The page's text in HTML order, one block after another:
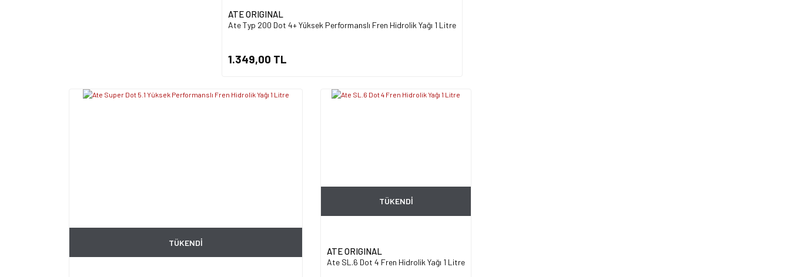
ATE ORIGINAL
Ate Typ 200 Dot 4+ Yüksek Performanslı Fren Hidrolik Yağı 1 Litre
1.349,00 TL
TÜKENDİ
TÜKENDİ
ATE ORIGINAL
Ate SL.6 Dot 4 Fren Hidrolik Yağı 1 Litre